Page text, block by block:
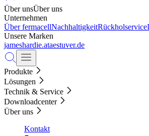
Über unsÜber uns
Unternehmen
Über fermacellNachhaltigkeitRückholservice
Unsere Marken
jameshardie.ataestuver.de
Produkte
Lösungen
Technik & Service
Downloadcenter
Über uns
Kontakt